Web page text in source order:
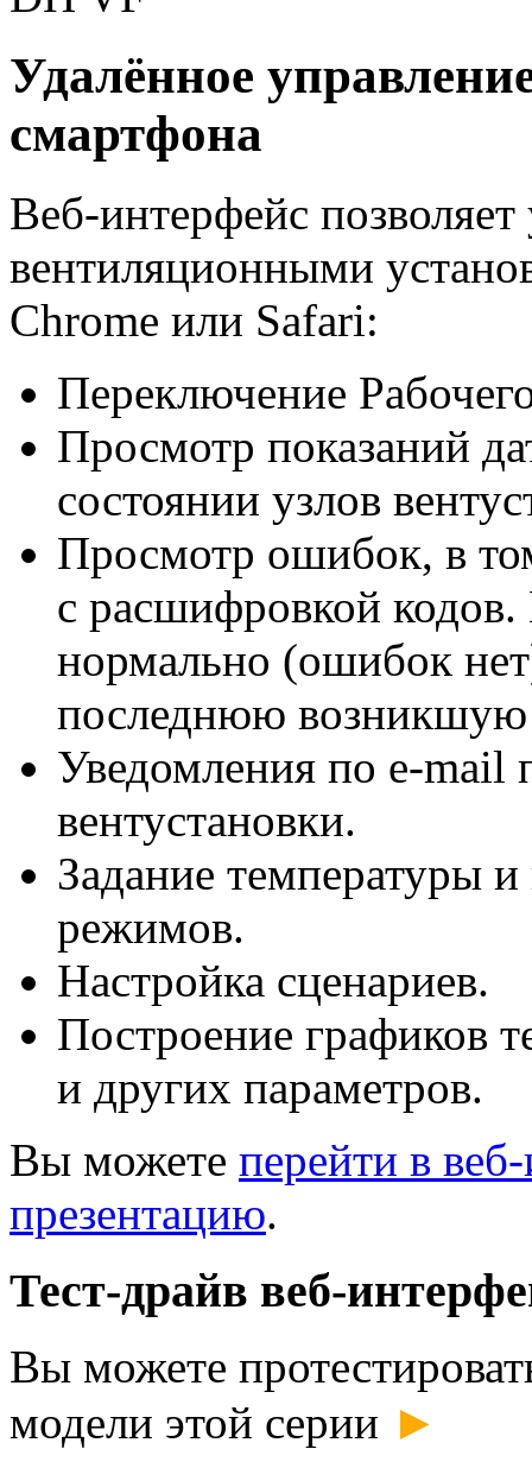
Удалённое
смартфона
Веб-интерфейс позволяет
вентиляционными
Chrome или Safari:
Переключение
Просмотр показаний
состоянии узлов
Просмотр ошибок, в
с расшифровкой кодов.
нормально (ошибок
последнюю
Уведомления по e-mail
вентустановки.
Задание температуры
режимов.
Настройка сценариев.
Построение графиков
и других параметров.
Вы можете перейти в
презентацию.
Тест-драйв веб-
Вы можете
модели этой серии ►